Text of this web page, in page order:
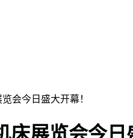
会今日盛大开幕！